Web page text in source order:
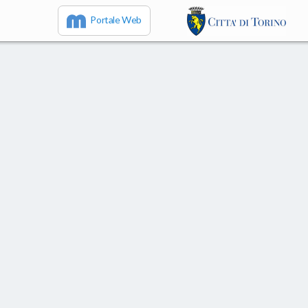
Portale Web